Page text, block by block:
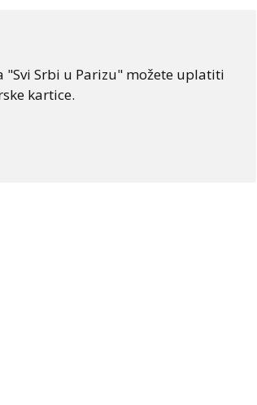
Srbi u Parizu" možete uplatiti
kartice.